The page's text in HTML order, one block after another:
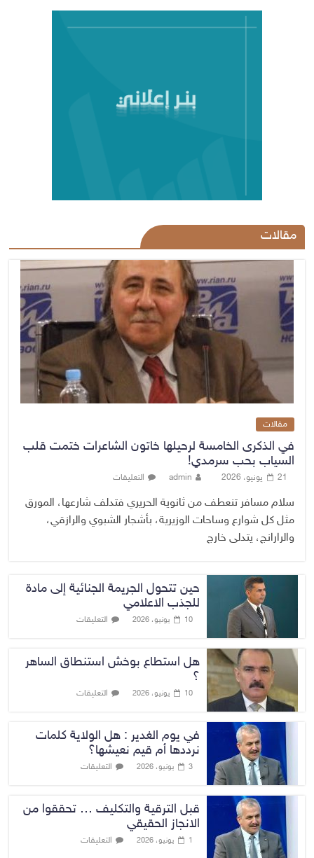
مقالات
مقالات
في الذكرى الخامسة لرحيلها خاتون الشاعرات ختمت قلب
السياب بحب سرمدي!
21 يونيو، 2026 admin التعليقات
سلام مسافر تنعطف من ثانوية الحريري فتدلف شارعها، المورق
مثل كل شوارع وساحات الوزيرية، بأشجار الشبوي والرازقي،
والرارانج، يتدلى خارج
حين تتحول الجريمة الجنائية إلى مادة
للجذب الاعلامي
10 يونيو، 2026 التعليقات
هل استطاع بوخش استنطاق الساهر
؟
10 يونيو، 2026 التعليقات
في يوم الغدير : هل الولاية كلمات
نرددها أم قيم نعيشها؟
3 يونيو، 2026 التعليقات
قبل الترقية والتكليف … تحققوا من
الانجاز الحقيقي
1 يونيو، 2026 التعليقات